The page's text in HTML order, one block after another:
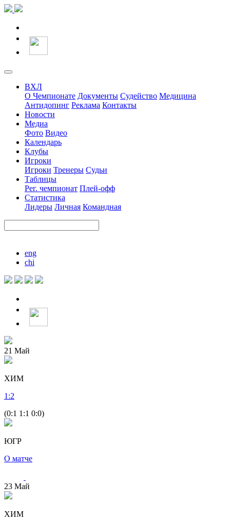
ВХЛ
О Чемпионате Документы Судейство Медицина
Антидопинг Реклама Контакты
Новости
Медиа
Фото Видео
Календарь
Клубы
Игроки
Игроки Тренеры Судьи
Таблицы
Рег. чемпионат Плей-офф
Статистика
Лидеры Личная Командная
eng
chi
21 Май
ХИМ
1 :2
(0:1 1:1 0:0)
ЮГР
О матче
23 Май
ХИМ